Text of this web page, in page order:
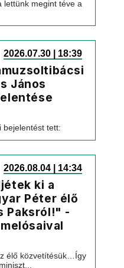
lettünk megint téve a
2026.07.30 | 18:39
János
bejelentést tett:
2026.08.04 | 14:34
ki a
Péter élő
Paksról!" -
élő közvetítésük…Így